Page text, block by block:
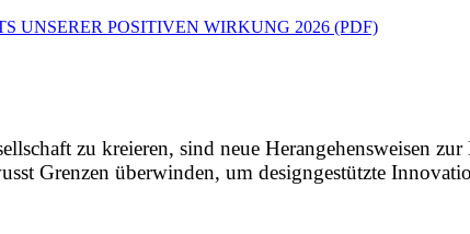
UNSERER POSITIVEN WIRKUNG 2026 (PDF)
zu kreieren, sind neue Herangehensweisen
Grenzen überwinden, um designgestützte